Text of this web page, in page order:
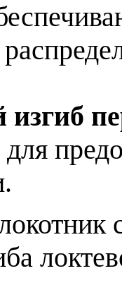
для